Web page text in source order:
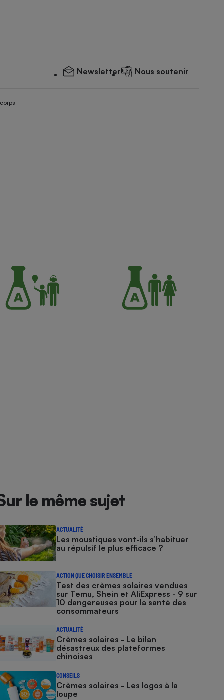
Newsletter Nous soutenir
le même sujet
ACTUALITÉ
Les moustiques vont-ils s’habituer
au répulsif le plus efficace ?
ACTION QUE CHOISIR ENSEMBLE
Test des crèmes solaires vendues
sur Temu, Shein et AliExpress - 9 sur
10 dangereuses pour la santé des
consommateurs
ACTUALITÉ
Crèmes solaires - Le bilan
désastreux des plateformes
chinoises
CONSEILS
Crèmes solaires - Les logos à la
loupe